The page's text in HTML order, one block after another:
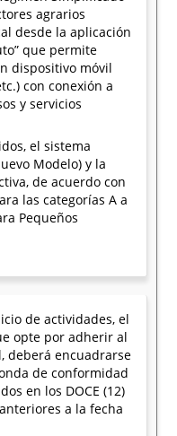
agrarios
desde la aplicación
que permite
dispositivo móvil
con conexión a
y servicios
el sistema
Modelo) y la
de acuerdo con
las categorías A a
Pequeños
de actividades, el
opte por adherir al
deberá encuadrarse
de conformidad
en los DOCE (12)
a la fecha